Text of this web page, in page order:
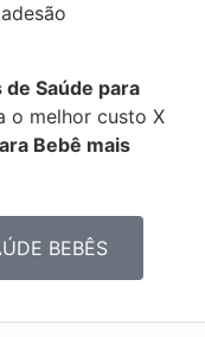
Saúde para
o melhor custo X
Bebê mais
BEBÊS